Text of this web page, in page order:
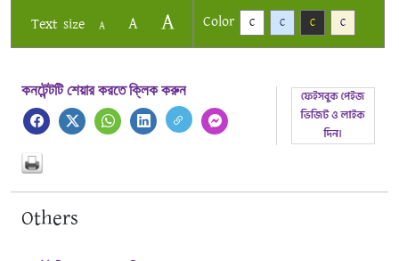
Text size A A A Color C C C C
কনটেন্টটি শেয়ার করতে ক্লিক করুন
Others